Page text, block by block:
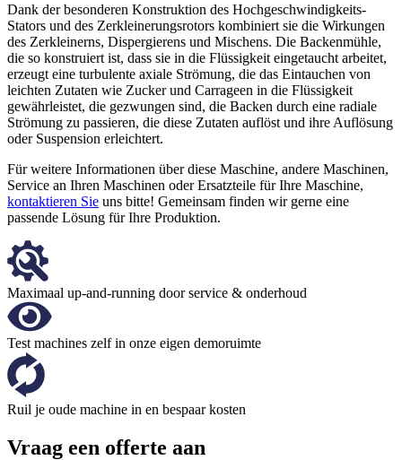
Dank der besonderen Konstruktion des Hochgeschwindigkeits-
Stators und des Zerkleinerungsrotors kombiniert sie die Wirkungen
des Zerkleinerns, Dispergierens und Mischens. Die Backenmühle,
die so konstruiert ist, dass sie in die Flüssigkeit eingetaucht arbeitet,
erzeugt eine turbulente axiale Strömung, die das Eintauchen von
leichten Zutaten wie Zucker und Carrageen in die Flüssigkeit
gewährleistet, die gezwungen sind, die Backen durch eine radiale
Strömung zu passieren, die diese Zutaten auflöst und ihre Auflösung
oder Suspension erleichtert.
Für weitere Informationen über diese Maschine, andere Maschinen,
Service an Ihren Maschinen oder Ersatzteile für Ihre Maschine,
kontaktieren Sie uns bitte! Gemeinsam finden wir gerne eine
passende Lösung für Ihre Produktion.
Maximaal up-and-running door service & onderhoud
Test machines zelf in onze eigen demoruimte
Ruil je oude machine in en bespaar kosten
Vraag een offerte aan